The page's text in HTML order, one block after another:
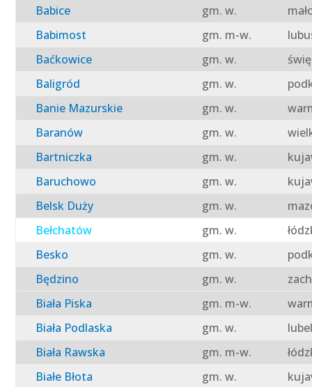
Babice
gm. w.
Babimost
gm. m-w.
Baćkowice
gm. w.
Baligród
gm. w.
Banie Mazurskie
gm. w.
Baranów
gm. w.
Bartniczka
gm. w.
Baruchowo
gm. w.
Belsk Duży
gm. w.
Bełchatów
gm. w.
Besko
gm. w.
Będzino
gm. w.
Biała Piska
gm. m-w.
Biała Podlaska
gm. w.
Biała Rawska
gm. m-w.
Białe Błota
gm. w.